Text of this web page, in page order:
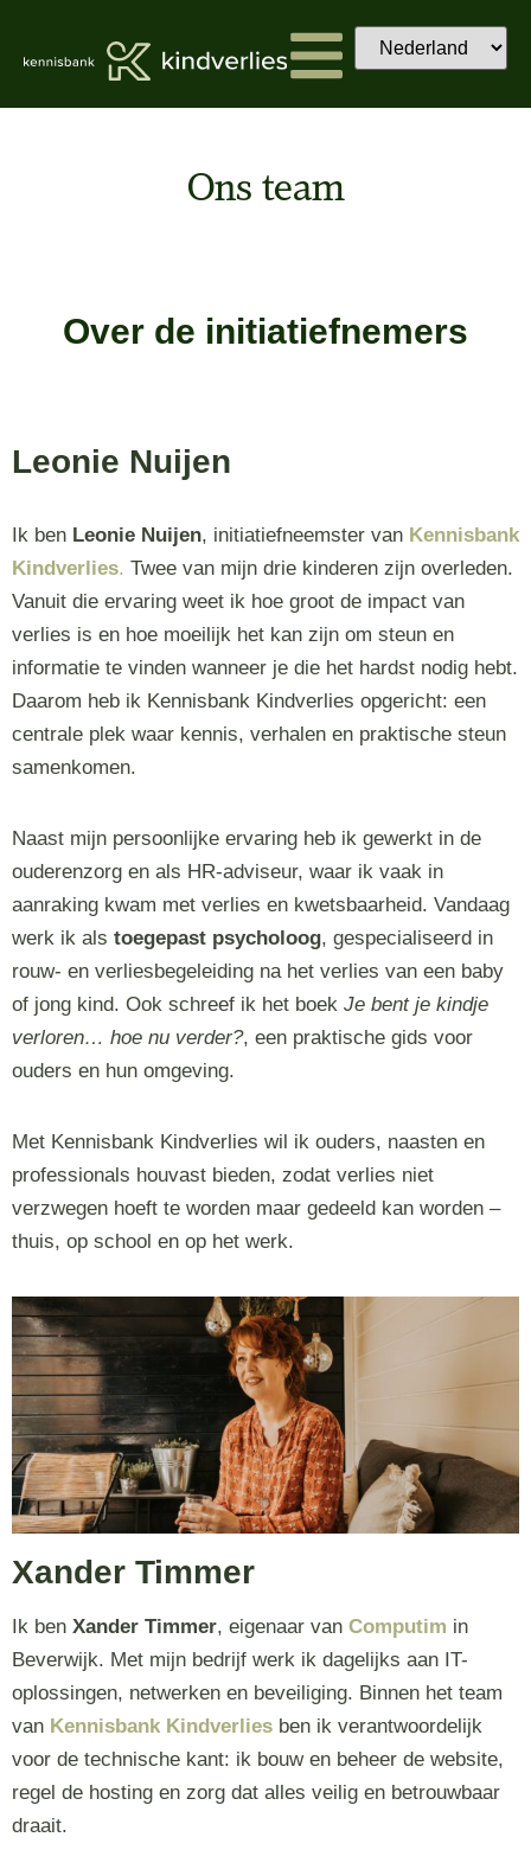
Ons team
Over de initiatiefnemers
Leonie Nuijen
Ik ben Leonie Nuijen, initiatiefneemster van Kennisbank
Kindverlies. Twee van mijn drie kinderen zijn overleden.
Vanuit die ervaring weet ik hoe groot de impact van
verlies is en hoe moeilijk het kan zijn om steun en
informatie te vinden wanneer je die het hardst nodig hebt.
Daarom heb ik Kennisbank Kindverlies opgericht: een
centrale plek waar kennis, verhalen en praktische steun
samenkomen.
Naast mijn persoonlijke ervaring heb ik gewerkt in de
ouderenzorg en als HR-adviseur, waar ik vaak in
aanraking kwam met verlies en kwetsbaarheid. Vandaag
werk ik als toegepast psycholoog, gespecialiseerd in
rouw- en verliesbegeleiding na het verlies van een baby
of jong kind. Ook schreef ik het boek Je bent je kindje
verloren… hoe nu verder?, een praktische gids voor
ouders en hun omgeving.
Met Kennisbank Kindverlies wil ik ouders, naasten en
professionals houvast bieden, zodat verlies niet
verzwegen hoeft te worden maar gedeeld kan worden –
thuis, op school en op het werk.
Xander Timmer
Ik ben Xander Timmer, eigenaar van Computim in
Beverwijk. Met mijn bedrijf werk ik dagelijks aan IT-
oplossingen, netwerken en beveiliging. Binnen het team
van Kennisbank Kindverlies ben ik verantwoordelijk
voor de technische kant: ik bouw en beheer de website,
regel de hosting en zorg dat alles veilig en betrouwbaar
draait.